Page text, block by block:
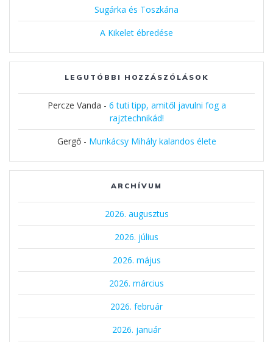
Sugárka és Toszkána
A Kikelet ébredése
LEGUTÓBBI HOZZÁSZÓLÁSOK
Percze Vanda - 6 tuti tipp, amitől javulni fog a
rajztechnikád!
Gergő- Munkácsy Mihály kalandos élete
ARCHÍVUM
2026. augusztus
2026. július
2026. május
2026. március
2026. február
2026. január